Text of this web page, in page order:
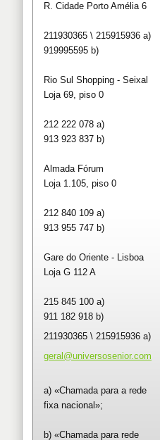
R. Cidade Porto Amélia 6
211930365 \ 215915936 a)
919995595 b)
Rio Sul Shopping - Seixal
Loja 69, piso 0
212 222 078 a)
913 923 837 b)
Almada Fórum
Loja 1.105, piso 0
212 840 109 a)
913 955 747 b)
Gare do Oriente - Lisboa
Loja G 112 A
215 845 100 a)
911 182 918 b)
211930365 \ 215915936 a)
geral@universosenior.com
a) «Chamada para a rede
fixa nacional»;
b) «Chamada para rede